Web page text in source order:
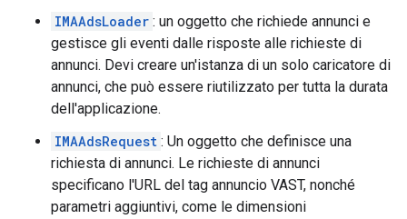
IMAAdsLoader : un oggetto che richiede annunci e
gestisce gli eventi dalle risposte alle richieste di
annunci. Devi creare un'istanza di un solo caricatore di
annunci, che può essere riutilizzato per tutta la durata
dell'applicazione.
IMAAdsRequest : Un oggetto che definisce una
richiesta di annunci. Le richieste di annunci
specificano l'URL del tag annuncio VAST, nonché
parametri aggiuntivi, come le dimensioni